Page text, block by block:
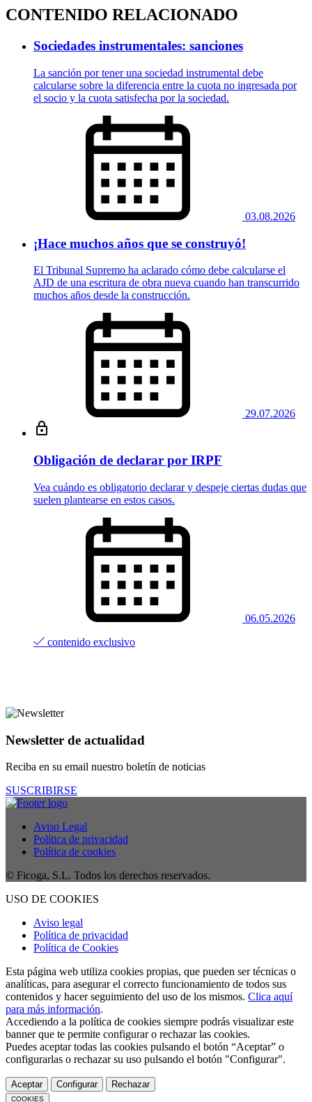
CONTENIDO RELACIONADO
Sociedades instrumentales: sanciones
La sanción por tener una sociedad instrumental debe
calcularse sobre la diferencia entre la cuota no ingresada por
el socio y la cuota satisfecha por la sociedad.
03.08.2026
¡Hace muchos años que se construyó!
El Tribunal Supremo ha aclarado cómo debe calcularse el
AJD de una escritura de obra nueva cuando han transcurrido
muchos años desde la construcción.
29.07.2026
Obligación de declarar por IRPF
Vea cuándo es obligatorio declarar y despeje ciertas dudas que
suelen plantearse en estos casos.
06.05.2026
contenido exclusivo
Newsletter de actualidad
Reciba en su email nuestro boletín de noticias
SUSCRIBIRSE
Aviso Legal
Política de privacidad
Política de cookies
© Ficoga, S.L. Todos los derechos reservados.
USO DE COOKIES
Aviso legal
Política de privacidad
Política de Cookies
Esta página web utiliza cookies propias, que pueden ser técnicas o
analíticas, para asegurar el correcto funcionamiento de todos sus
contenidos y hacer seguimiento del uso de los mismos. Clica aquí
para más información.
Accediendo a la política de cookies siempre podrás visualizar este
banner que te permite configurar o rechazar las cookies.
Puedes aceptar todas las cookies pulsando el botón “Aceptar” o
configurarlas o rechazar su uso pulsando el botón "Configurar".
Aceptar Configurar Rechazar
COOKIES